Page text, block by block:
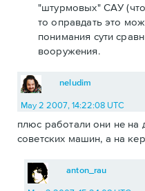
"штурмовых" САУ
то оправдать это
понимания сути
вооружения.
neludim
May 2 2007, 14:22:08 UTC
плюс работали они не на
советских машин, а на
anton_rau